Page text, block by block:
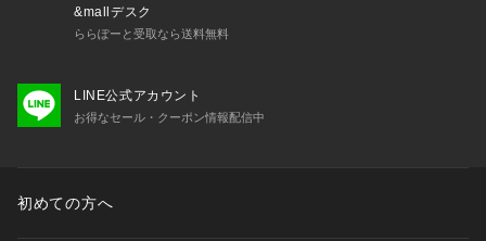
&mallデスク
ららぽーと受取なら送料無料
LINE公式アカウント
お得なセール・クーポン情報配信中
初めての方へ